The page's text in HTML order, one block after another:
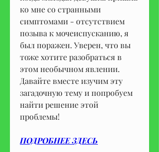
ко мне со странными
симптомами - отсутствием
позыва к мочеиспусканию, я
был поражен. Уверен, что вы
тоже хотите разобраться в
этом необычном явлении.
Давайте вместе изучим эту
загадочную тему и попробуем
найти решение этой
проблемы!
ПОДРОБНЕЕ ЗДЕСЬ